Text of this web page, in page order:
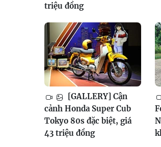
triệu đồng
[GALLERY] Cận
cảnh Honda Super Cub
Tokyo 80s đặc biệt, giá
43 triệu đồng